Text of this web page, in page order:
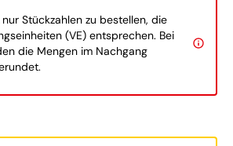
Stückzahlen zu bestellen, die
(VE) entsprechen. Bei
die Mengen im Nachgang